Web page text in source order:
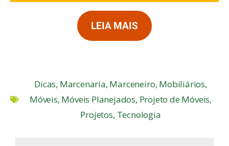
LEIA MAIS
Dicas, Marcenaria, Marceneiro, Mobiliários,
Móveis, Móveis Planejados, Projeto de Móveis,
Projetos, Tecnologia